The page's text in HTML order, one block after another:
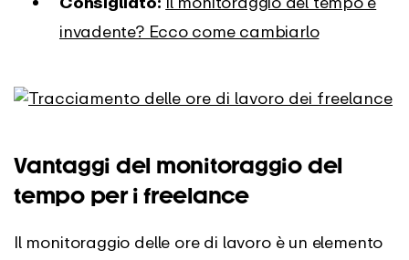
invadente? Ecco come cambiarlo
Vantaggi del monitoraggio del
tempo per i freelance
Il monitoraggio delle ore di lavoro è un elemento